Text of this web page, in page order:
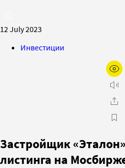
12 July 2023
Инвестиции
Застройщик
листинга на